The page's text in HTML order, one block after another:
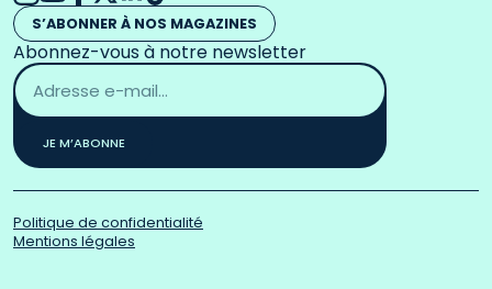
S’ABONNER À NOS MAGAZINES
Abonnez-vous à notre newsletter
Adresse
email
*
JE M’ABONNE
Politique de confidentialité
Mentions légales